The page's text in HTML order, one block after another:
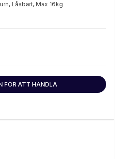
Låsbart, Max 16kg
FÖR ATT HANDLA